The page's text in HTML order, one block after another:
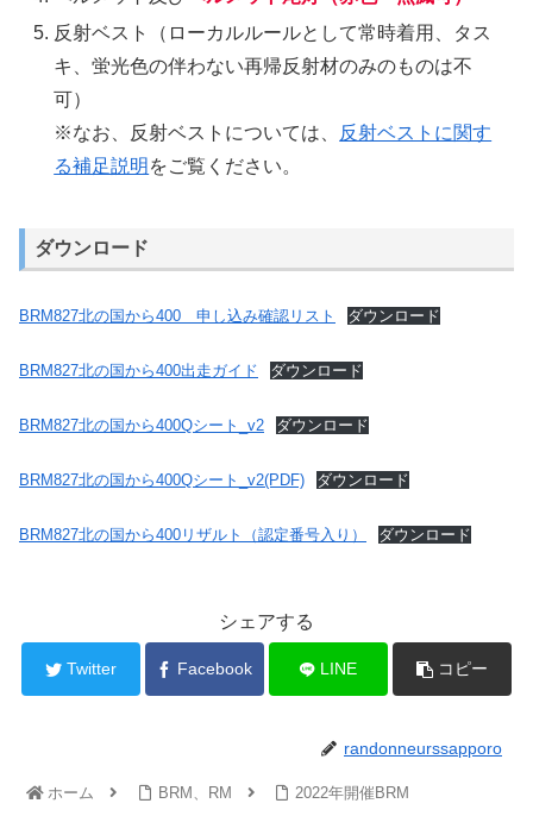
反射ベスト（ローカルルールとして常時着用、タス
キ、蛍光色の伴わない再帰反射材のみのものは不
可）
※なお、反射ベストについては、
反射ベストに関す
る補足説明 をご覧ください。
ダウンロード
BRM827北の国から400 申し込み確認リスト ダウンロード
BRM827北の国から400出走ガイド ダウンロード
BRM827北の国から400Qシート_v2 ダウンロード
BRM827北の国から400Qシート_v2(PDF) ダウンロード
BRM827北の国から400リザルト（認定番号入り） ダウンロード
シェアする
Twitter Facebook LINE コピー
randonneurssapporo
ホーム BRM、RM 2022年開催BRM